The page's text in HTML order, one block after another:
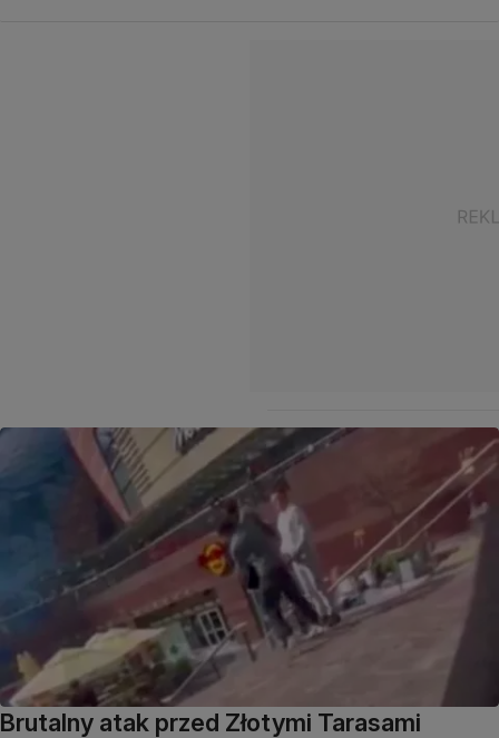
Brutalny atak przed Złotymi Tarasami